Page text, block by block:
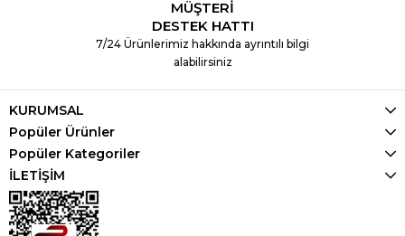
MÜŞTERİ
DESTEK HATTI
7/24 Ürünlerimiz hakkında ayrıntılı bilgi
alabilirsiniz
KURUMSAL
Popüler Ürünler
Popüler Kategoriler
İLETİŞİM